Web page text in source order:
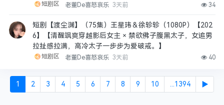
短剧区 老董De喜怒哀乐 3天前 34
短剧【渡尘渊】（75集）王星玮＆徐轸轸（1080P）【202
6】【清醒飒爽穿越影后女主 × 禁欲佛子腹黑太子，女追男
拉扯感拉满，高冷太子一步步为爱破戒。】
短剧区 老董De喜怒哀乐 3天前 40
1 2 3 4 5 6 7 8 9 10 ...1394 ▶